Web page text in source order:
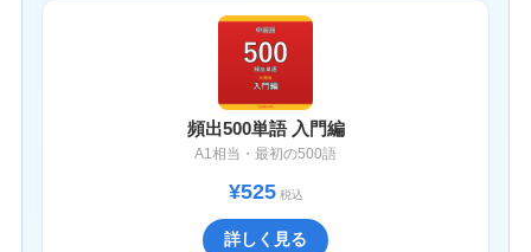
頻出500単語 入門編
A1相当・最初の500語
¥525税込
詳しく見る